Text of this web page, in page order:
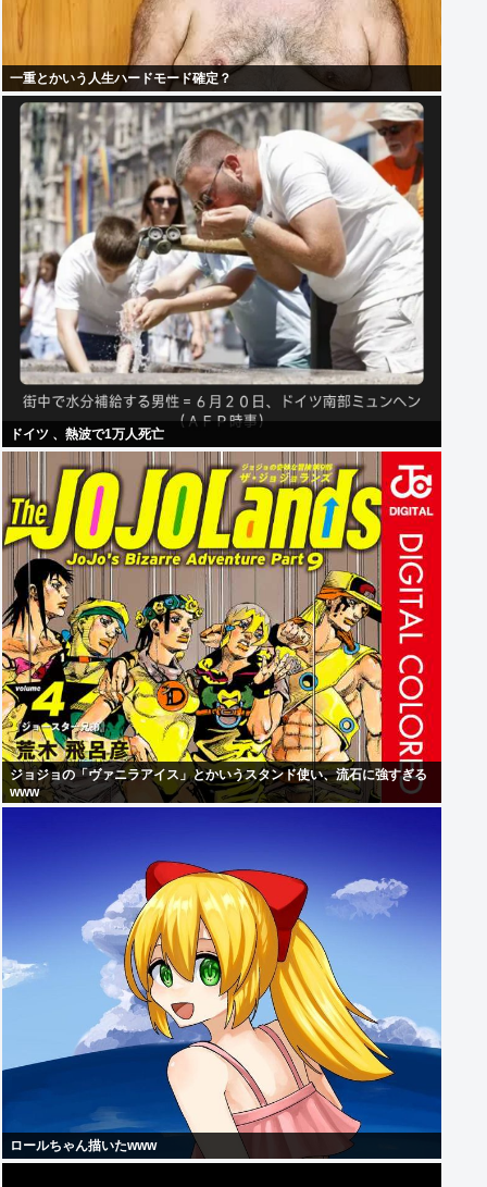
一重とかいう人生ハードモード確定？
ドイツ 、熱波で1万人死亡
ジョジョの「ヴァニラアイス」とかいうスタンド使い、流石に強すぎる
www
ロールちゃん描いたwww